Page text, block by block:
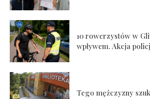
10 rowerzystów w
wpływem. Akcja
Tego mężczyzny